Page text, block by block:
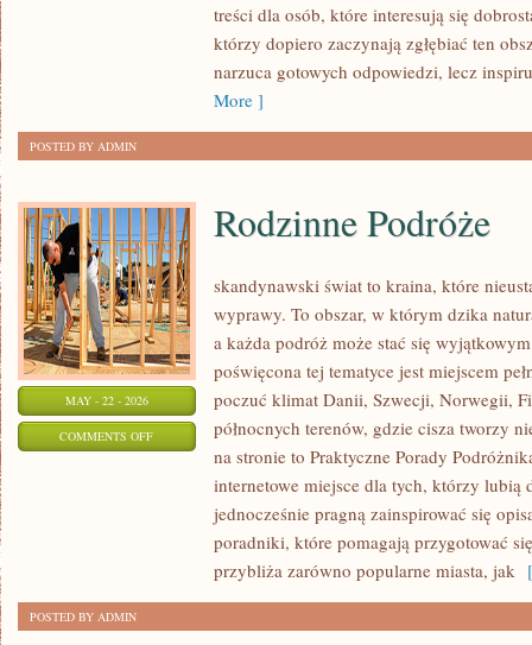
PRAKTYCE
treści dla osób, które interesują się
którzy dopiero zaczynają zgłębiać ten
narzuca gotowych odpowiedzi, lecz
More ]
POSTED BY ADMIN
MAY - 22 - 2026
COMMENTS OFFON
Rodzinne Podróże
skandynawski świat to kraina, które
wyprawy. To obszar, w którym dzika
a każda podróż może stać się
poświęcona tej tematyce jest miejscem
poczuć klimat Danii, Szwecji, Norwegii,
północnych terenów, gdzie cisza tworzy
na stronie to Praktyczne Porady
internetowe miejsce dla tych, którzy lubią
jednocześnie pragną zainspirować się
poradniki, które pomagają przygotować
przybliża zarówno popularne miasta, jak
POSTED BY ADMIN